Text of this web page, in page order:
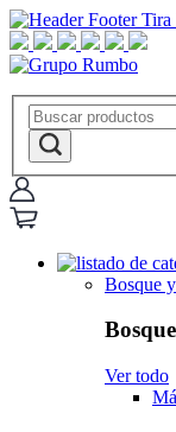
Bosque
Ver todo